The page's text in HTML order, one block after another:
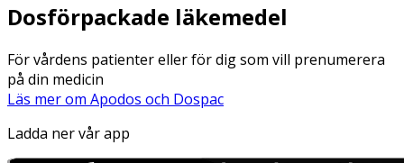
Dosförpackade läkemedel
För vårdens patienter eller för dig som vill prenumerera
på din medicin
Läs mer om Apodos och Dospac
Ladda ner vår app